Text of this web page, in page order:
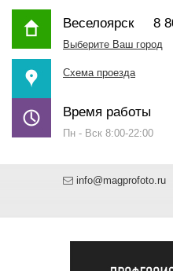
Веселоярск8
Выберите Ваш город
Схема проезда
Время работы
Пн - Вск 8:00-22:00
info@magprofoto.ru